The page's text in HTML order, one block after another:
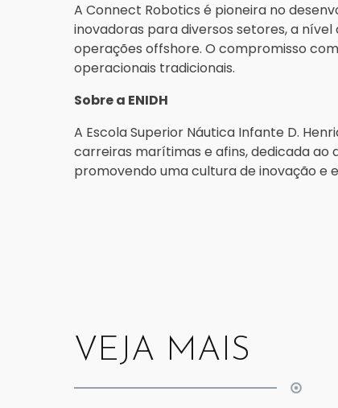
A Connect Robotics é pioneira no
inovadoras para diversos setores, a
operações offshore. O compromisso
operacionais tradicionais.
Sobre a ENIDH
A Escola Superior Náutica Infante D.
carreiras marítimas e afins, dedicada ao
promovendo uma cultura de inovação e
VEJA MAIS